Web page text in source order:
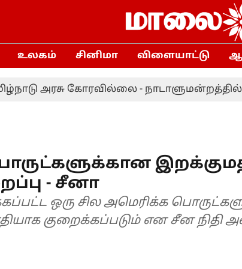
உலகம் சினிமா விளையாட்டு
அரசு கோரவில்லை - நாடாளுமன்றத்தில்
- சீனா
ஒரு சில அமெரிக்க
குறைக்கப்படும் என சீன நிதி